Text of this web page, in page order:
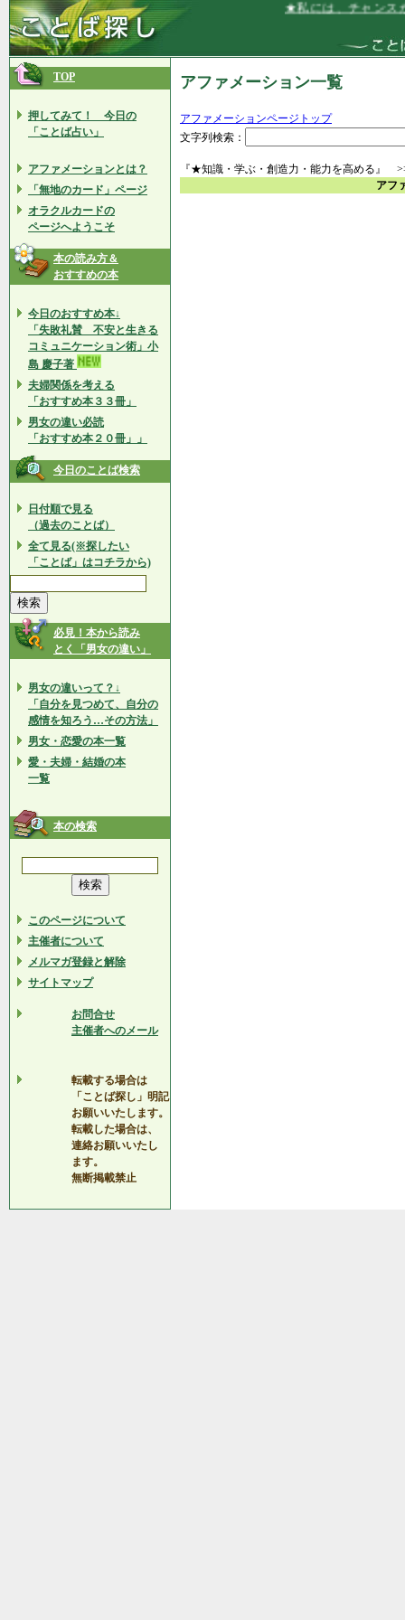
★私には、チャンスが
TOP
押してみて！ 今日の
「ことば占い」
アファメーションとは？
「無地のカード」ページ
オラクルカードの
ページへようこそ
本の読み方＆
おすすめの本
今日のおすすめ本↓
「失敗礼賛 不安と生きる
コミュニケーション術」小
島 慶子著
夫婦関係を考える
「おすすめ本３３冊」
男女の違い必読
「おすすめ本２０冊」」
今日のことば検索
日付順で見る
（過去のことば）
全て見る(※探したい
「ことば」はコチラから)
必見！本から読み
とく「男女の違い」
男女の違いって？↓
「自分を見つめて、自分の
感情を知ろう…その方法」
男女・恋愛の本一覧
愛・夫婦・結婚の本
一覧
本の検索
このページについて
主催者について
メルマガ登録と解除
サイトマップ
お問合せ
主催者へのメール
転載する場合は
「ことば探し」明記
お願いいたします。
転載した場合は、
連絡お願いいたし
ます。
無断掲載禁止
アファメーション一覧
アファメーションページトップ
文字列検索：
『★知識・学ぶ・創造力・能力を高める』
アフ